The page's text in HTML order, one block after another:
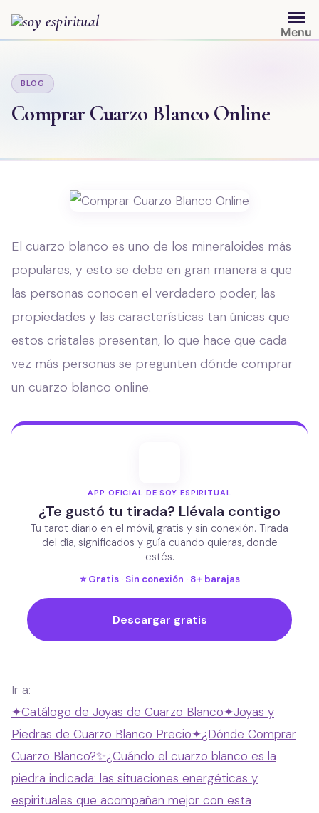
contenido
Menu
BLOG
Comprar Cuarzo Blanco Online
El cuarzo blanco es uno de los mineraloides más
populares, y esto se debe en gran manera a que
las personas conocen el verdadero poder, las
propiedades y las características tan únicas que
estos cristales presentan, lo que hace que cada
vez más personas se pregunten dónde comprar
un cuarzo blanco online.
APP OFICIAL DE SOY ESPIRITUAL
¿Te gustó tu tirada? Llévala contigo
Tu tarot diario en el móvil, gratis y sin conexión. Tirada
del día, significados y guía cuando quieras, donde
estés.
⭐ Gratis · Sin conexión · 8+ barajas
Descargar gratis
Ir a:
✦Catálogo de Joyas de Cuarzo Blanco✦Joyas y
Piedras de Cuarzo Blanco Precio✦¿Dónde Comprar
Cuarzo Blanco?✨¿Cuándo el cuarzo blanco es la
piedra indicada: las situaciones energéticas y
espirituales que acompañan mejor con esta